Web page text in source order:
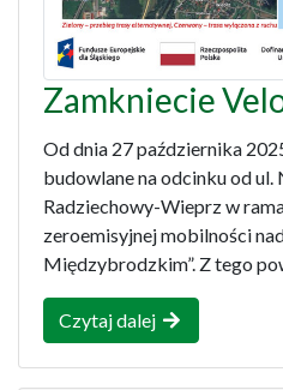
Zamkniecie
Od dnia 27 października
budowlane na odcinku od
Radziechowy-Wieprz w
zeroemisyjnej mobilności
Międzybrodzkim”. Z tego
Czytaj dalej